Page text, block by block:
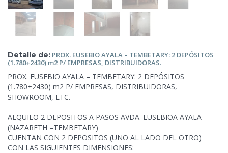
Detalle de: PROX. EUSEBIO AYALA – TEMBETARY: 2 DEPÓSITOS
(1.780+2430) m2 P/ EMPRESAS, DISTRIBUIDORAS.
PROX. EUSEBIO AYALA – TEMBETARY: 2 DEPÓSITOS
(1.780+2430) m2 P/ EMPRESAS, DISTRIBUIDORAS,
SHOWROOM, ETC.
ALQUILO 2 DEPOSITOS A PASOS AVDA. EUSEBIOA AYALA
(NAZARETH –TEMBETARY)
CUENTAN CON 2 DEPOSITOS (UNO AL LADO DEL OTRO)
CON LAS SIGUIENTES DIMENSIONES: